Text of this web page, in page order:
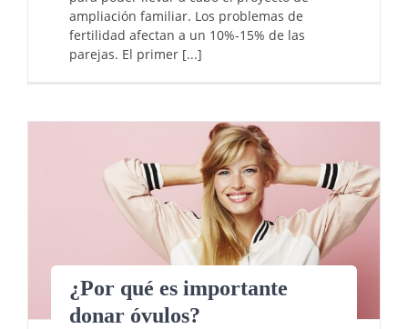
ampliación familiar. Los problemas de
fertilidad afectan a un 10%-15% de las
parejas. El primer [...]
¿Por qué es importante
donar óvulos?